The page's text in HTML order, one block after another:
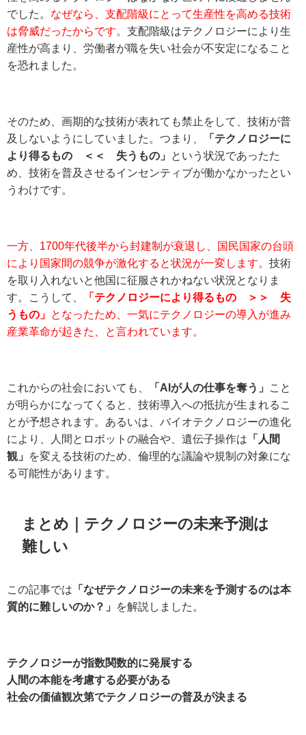
でした。 なぜなら、支配階級にとって生産性を高める技術
は脅威だったからです。 支配階級はテクノロジーにより生
産性が高まり、労働者が職を失い社会が不安定になること
を恐れました。
そのため、画期的な技術が表れても禁止をして、技術が普
及しないようにしていました。つまり、
「テクノロジーに
より得るもの ＜＜ 失うもの」
という状況であったた
め、技術を普及させるインセンティブが働かなかったとい
うわけです。
一方、1700年代後半から封建制が衰退し、国民国家の台頭
により国家間の競争が激化すると状況が一変します。 技術
を取り入れないと他国に征服されかねない状況となりま
す。こうして、
「テクノロジーにより得るもの ＞＞ 失
うもの」
となったため、一気にテクノロジーの導入が進み
産業革命が起きた、と言われています。
これからの社会においても、 「AIが人の仕事を奪う」
こと
が明らかになってくると、技術導入への抵抗が生まれるこ
とが予想されます。あるいは、バイオテクノロジーの進化
により、人間とロボットの融合や、遺伝子操作は 「人間
観」
を変える技術のため、倫理的な議論や規制の対象にな
る可能性があります。
まとめ｜テクノロジーの未来予測は
難しい
この記事では 「なぜテクノロジーの未来を予測するのは本
質的に難しいのか？」
を解説しました。
テクノロジーが指数関数的に発展する
人間の本能を考慮する必要がある
社会の価値観次第でテクノロジーの普及が決まる